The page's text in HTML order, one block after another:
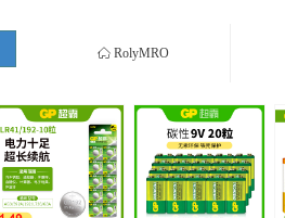
ꀇ RolyMRO